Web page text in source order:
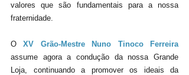
valores que são fundamentais para a nossa
fraternidade.
O XV Grão-Mestre Nuno Tinoco Ferreira
assume agora a condução da nossa Grande
Loja, continuando a promover os ideais da